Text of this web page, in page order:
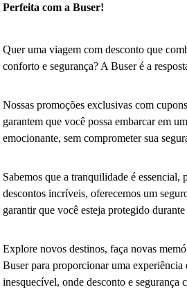
Perfeita com a Buser!
Quer uma viagem com desconto que
conforto e segurança? A Buser é a
Nossas promoções exclusivas com
garantem que você possa embarcar em
emocionante, sem comprometer sua
Sabemos que a tranquilidade é essencial,
descontos incríveis, oferecemos um
garantir que você esteja protegido
Explore novos destinos, faça novas
Buser para proporcionar uma experiência
inesquecível, onde desconto e segurança